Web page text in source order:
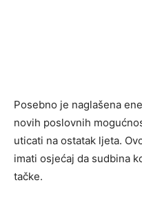
Posebno je naglašena
novih poslovnih
uticati na ostatak ljeta.
imati osjećaj da sudbina
tačke.